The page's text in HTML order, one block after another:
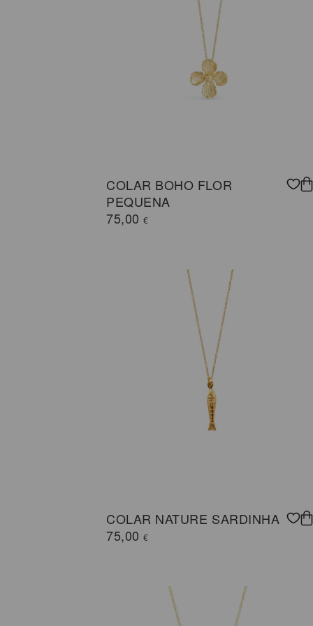
COLAR BOHO FLOR
PEQUENA
75,00€
COLAR NATURE SARDINHA
75,00€